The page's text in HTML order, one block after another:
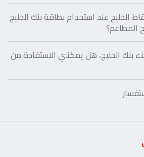
الخليج عند استخدام بطاقة بنك الخليج
المطاعم؟
بنك الخليج، هل يمكنني الاستفادة من